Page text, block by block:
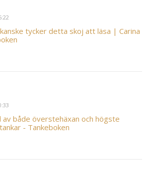
tycker detta skoj att läsa | Carina
av både överstehäxan och högste
- Tankeboken